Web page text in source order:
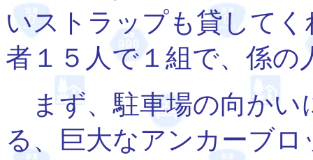
いストラップも貸して
者１５人で１組で、係の
まず、駐車場の向かい
る、巨大なアンカーブロ